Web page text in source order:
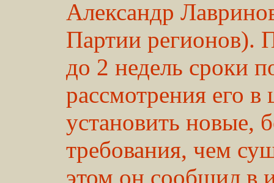
Александр
Партии регионов).
до 2 недель сроки
рассмотрения его
установить новые,
требования, чем
этом он сообщил в